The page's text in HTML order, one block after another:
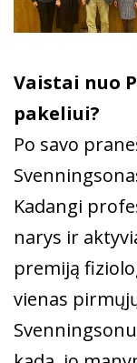
Vaistai nuo
pakeliui?
Po savo
Kadangi
narys ir
premiją
vienas